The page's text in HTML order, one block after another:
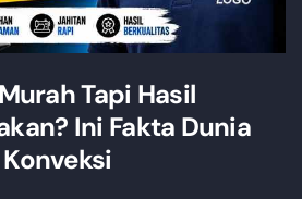
Tapi Hasil
Ini Fakta Dunia
Konveksi